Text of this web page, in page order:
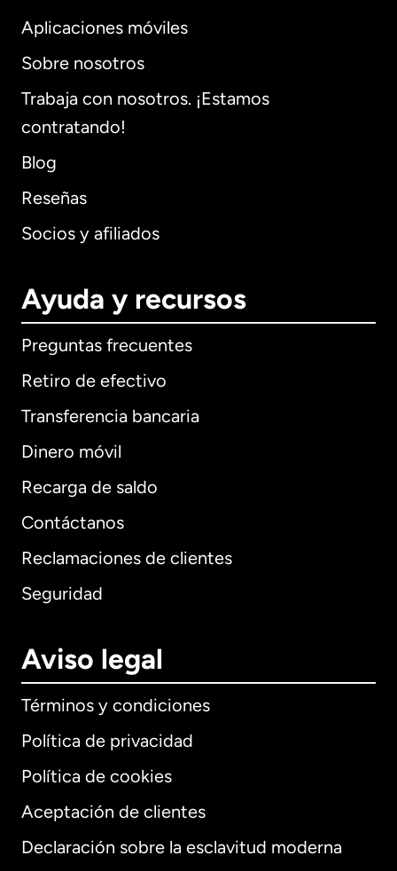
Aplicaciones móviles
Sobre nosotros
Trabaja con nosotros. ¡Estamos
contratando!
Blog
Reseñas
Socios y afiliados
Ayuda y recursos
Preguntas frecuentes
Retiro de efectivo
Transferencia bancaria
Dinero móvil
Recarga de saldo
Contáctanos
Reclamaciones de clientes
Seguridad
Aviso legal
Términos y condiciones
Política de privacidad
Política de cookies
Aceptación de clientes
Declaración sobre la esclavitud moderna
Internacional English